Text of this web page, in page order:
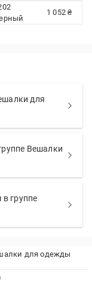
1 052 ₴
для
Вешалки
группе
для одежды